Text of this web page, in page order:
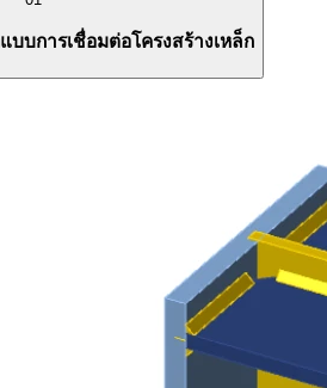
บการเชื่อมต่อโครงสร้างเหล็ก